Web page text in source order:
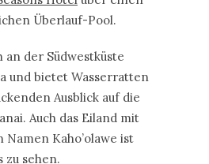
Überlauf-Pool.
an der Südwestküste
und bietet Wasserratten
Ausblick auf die
Auch das Eiland mit
Namen Kaho’olawe ist
zu sehen.